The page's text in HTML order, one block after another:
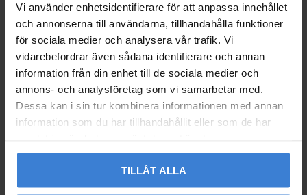
Vi använder enhetsidentifierare för att anpassa innehållet
och annonserna till användarna, tillhandahålla funktioner
för sociala medier och analysera vår trafik. Vi
vidarebefordrar även sådana identifierare och annan
information från din enhet till de sociala medier och
annons- och analysföretag som vi samarbetar med.
Dessa kan i sin tur kombinera informationen med annan
information som du har tillhandahållit eller som de har
TILLÅT ALLA
Ajax Central Hub 2 Plus
White 4G
14246.40.WH1
3 790KR
Add to favorites
Vägguttag Exxact 2-väg
s Infälld Jord Schneide
r
005237627
260 KR